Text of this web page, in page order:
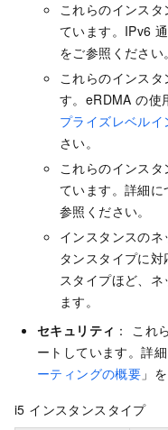
これらのインス
ています。IPv6
をご参照ください。
これらのインス
す。eRDMA の使
プライズレベル
さい。
これらのインス
ています。詳細に
参照ください。
インスタンスの
タンスタイプに
スタイプほど、
ます。
セキュリティ ： これ
ートしています。詳
ーティングの概要 」
i5 インスタンスタイプ